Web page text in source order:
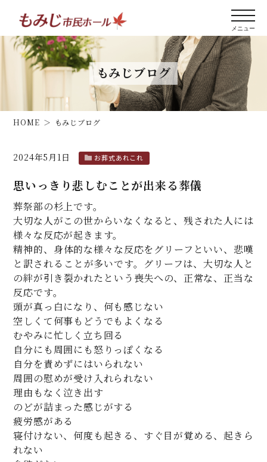
もみじブログ
HOME もみじブログ
2024年5月1日 お葬式あれこれ
思いっきり悲しむことが出来る葬儀
葬祭部の杉上です。
大切な人がこの世からいなくなると、残された人には
様々な反応が起きます。
精神的、身体的な様々な反応をグリーフといい、悲嘆
と訳されることが多いです。グリーフは、大切な人と
の絆が引き裂かれたという喪失への、正常な、正当な
反応です。
頭が真っ白になり、何も感じない
空しくて何事もどうでもよくなる
むやみに忙しく立ち回る
自分にも周囲にも怒りっぽくなる
自分を責めずにはいられない
周囲の慰めが受け入れられない
理由もなく泣き出す
のどが詰まった感じがする
疲労感がある
寝付けない、何度も起きる、すぐ目が覚める、起きら
れない